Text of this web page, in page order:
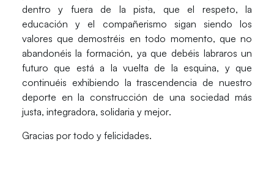
dentro y fuera de la pista, queel respeto, la
educación y el compañerismo sigan siendo los
valores que demostréis en todo momento, queno
abandonéis la formación, ya que debéis labraros un
futuro que está a la vuelta de la esquina, y que
continuéis exhibiendo latrascendencia de nuestro
deporte en la construcción de una sociedad más
justa, integradora, solidaria y mejor.
Gracias por todo y felicidades.